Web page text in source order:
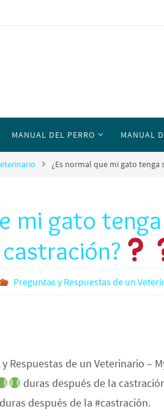
MANUAL DEL PERRO MANUAL
¿Es normal que mi gato tenga
mi gato
Preguntas y Respuestas de un
Respuestas de un Veterinario –
duras después de la
después de la #castración.